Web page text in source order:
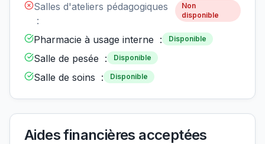
Salles d'ateliers pédagogiques
:
Non
disponible
Pharmacie à usage interne : Disponible
Salle de pesée : Disponible
Salle de soins : Disponible
Aides financières acceptées